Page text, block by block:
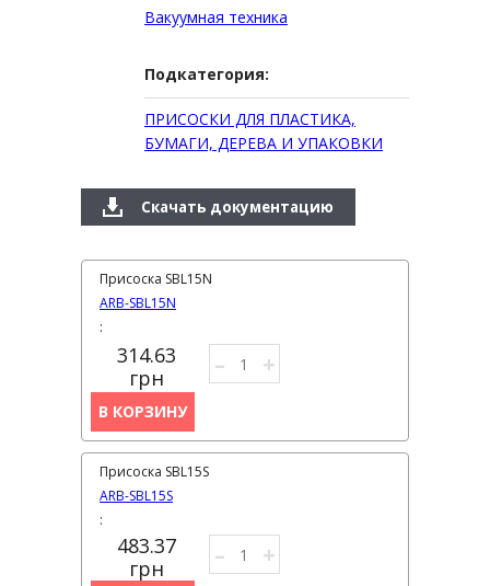
Вакуумная техника
Подкатегория:
ПРИСОСКИ ДЛЯ ПЛАСТИКА,
БУМАГИ, ДЕРЕВА И УПАКОВКИ
Скачать документацию
ARB-SBL15N
Присоска SBL15N
314.63
грн
:
– +
В КОРЗИНУ
ARB-SBL15S
Присоска SBL15S
483.37
грн
:
– +